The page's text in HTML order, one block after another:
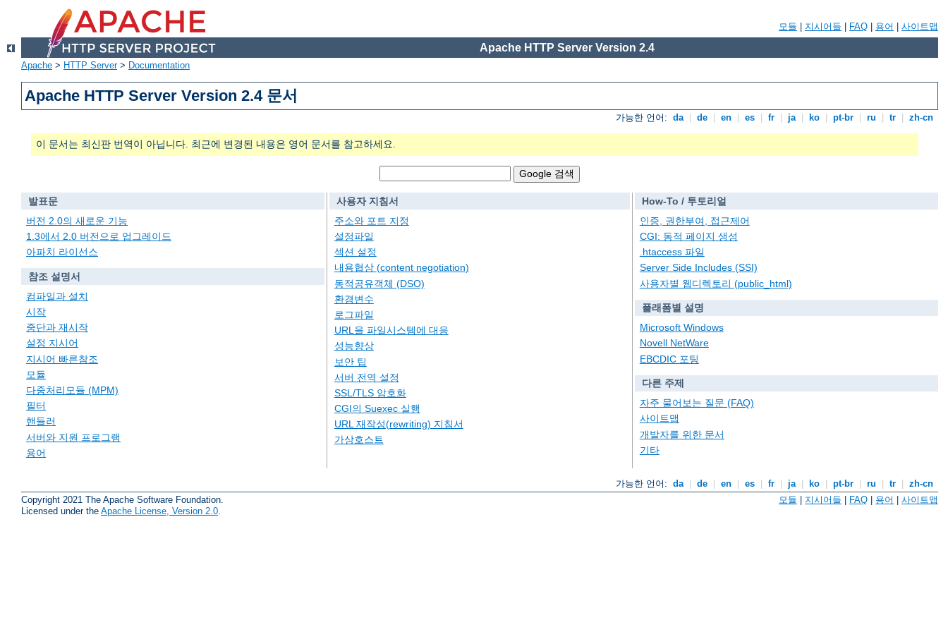
모듈 지시어들 FAQ 용어 사이트맵
Apache HTTP Server Version 2.4
Apache > HTTP Server> Documentation
Apache HTTP Server Version 2.4 문서
가능한 언어: da de en es fr ja ko pt-br ru tr zh-cn
이 문서는 최신판 번역이 아닙니다. 최근에 변경된 내용은 영어 문서를 참고하세요.
발표문
버전 2.0의 새로운 기능
1.3에서 2.0 버전으로 업그레이드
아파치 라이선스
참조 설명서
컴파일과 설치
시작
중단과 재시작
설정 지시어
지시어 빠른참조
모듈
다중처리모듈 (MPM)
필터
핸들러
서버와 지원 프로그램
용어
사용자 지침서
주소와 포트 지정
설정파일
섹션 설정
내용협상 (content negotiation)
동적공유객체 (DSO)
환경변수
로그파일
URL을 파일시스템에 대응
성능향상
보안 팁
서버 전역 설정
SSL/TLS 암호화
CGI의 Suexec 실행
URL 재작성(rewriting) 지침서
가상호스트
How-To / 투토리얼
인증, 권한부여, 접근제어
CGI: 동적 페이지 생성
.htaccess 파일
Server Side Includes (SSI)
사용자별 웹디렉토리 (public_html)
플래폼별 설명
Microsoft Windows
Novell NetWare
EBCDIC 포팅
다른 주제
자주 물어보는 질문 (FAQ)
사이트맵
개발자를 위한 문서
기타
가능한 언어: da de en es fr ja ko pt-br ru tr
zh-cn
Copyright 2021 The Apache Software Foundation.
Licensed under the Apache License, Version 2.0
모듈 | 지시어들 | FAQ | 용어 | 사이트맵